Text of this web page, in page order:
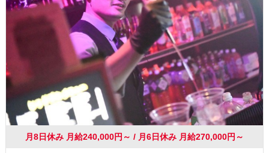
月8日休み 月給240,000円～ / 月6日休み 月給270,000円～